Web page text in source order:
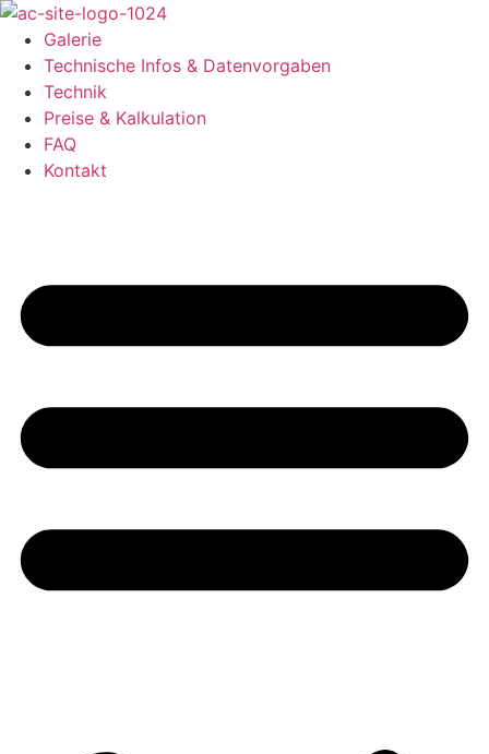
Zum
Inhalt
springen
Galerie
Technische Infos & Datenvorgaben
Technik
Preise & Kalkulation
FAQ
Kontakt